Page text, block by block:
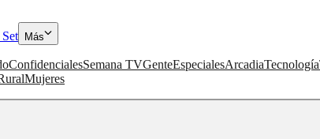
Set Más
ConfidencialesSemana TVGenteEspecialesArcadiaTecnología
Mujeres